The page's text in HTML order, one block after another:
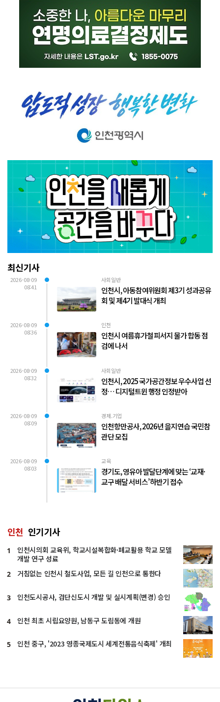
최신기사
2026-08-09
08:41
사회일반
인천시, 아동참여위원회 제3기 성과공유
회 및 제4기 발대식 개최
2026-08-09
08:36
인천
인천시 여름휴가철 피서지 물가 합동 점
검에 나서
2026-08-09
08:32
사회일반
인천시, 2025 국가공간정보 우수사업 선
정… 디지털트윈 행정 인정받아
2026-08-09
08:09
경제.기업
인천항만공사, 2026년 을지연습 국민참
관단 모집
2026-08-09
08:03
교육
경기도, 영유아 발달단계에 맞는 ‘교재·
교구 배달 서비스’ 하반기 접수
인천 인기기사
1
인천시의회 교육위, 학교시설복합화·폐교활용 학교 모델
개발 연구 성료
2 거침없는 인천시 철도사업, 모든 길 인천으로 통한다
3 인천도시공사, 검단신도시 개발 및 실시계획(변경) 승인
4 인천 최초 시립요양원, 남동구 도림동에 개원
5 인천 중구, '2023 영종국제도시 세계전통음식축제' 개최